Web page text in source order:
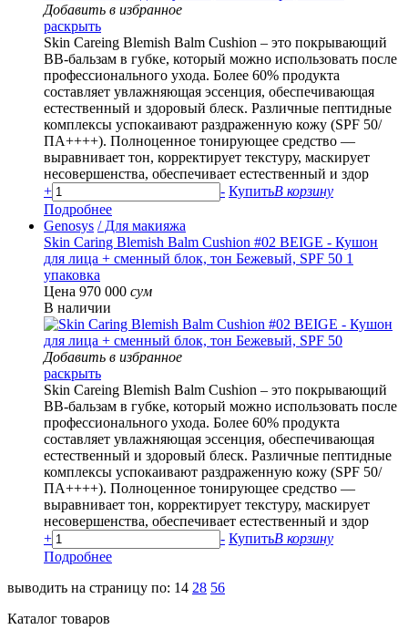
Добавить в избранное
раскрыть
Skin Careing Blemish Balm Cushion – это покрывающий
BB-бальзам в губке, который можно использовать после
профессионального ухода. Более 60% продукта
составляет увлажняющая эссенция, обеспечивающая
естественный и здоровый блеск. Различные пептидные
комплексы успокаивают раздраженную кожу (SPF 50/
ПА++++). Полноценное тонирующее средство —
выравнивает тон, корректирует текстуру, маскирует
несовершенства, обеспечивает естественный и здор
+
- КупитьВ корзину
Подробнее
Genosys / Для макияжа
Skin Caring Blemish Balm Cushion #02 BEIGE - Кушон
для лица + сменный блок, тон Бежевый, SPF 50 1
упаковка
Цена 970 000 сум
В наличии
Добавить в избранное
раскрыть
Skin Careing Blemish Balm Cushion – это покрывающий
BB-бальзам в губке, который можно использовать после
профессионального ухода. Более 60% продукта
составляет увлажняющая эссенция, обеспечивающая
естественный и здоровый блеск. Различные пептидные
комплексы успокаивают раздраженную кожу (SPF 50/
ПА++++). Полноценное тонирующее средство —
выравнивает тон, корректирует текстуру, маскирует
несовершенства, обеспечивает естественный и здор
+
- КупитьВ корзину
Подробнее
выводить на страницу по: 14 28 56
Каталог товаров